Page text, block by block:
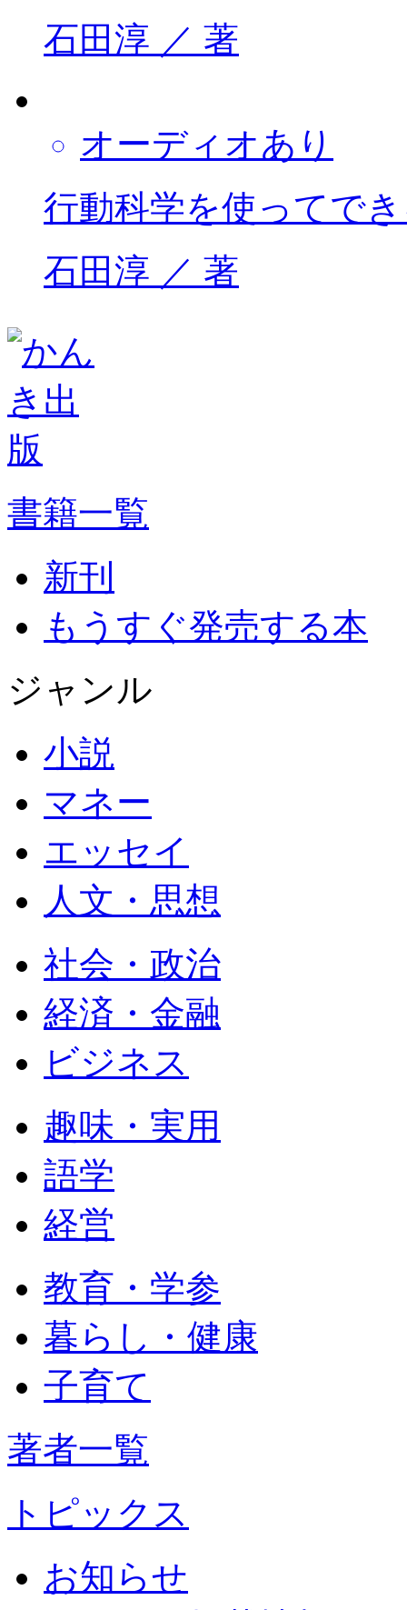
石田淳 ／ 著
オーディオあり
行動科学を使ってで
石田淳 ／ 著
書籍一覧
新刊
もうすぐ発売する本
ジャンル
小説
マネー
エッセイ
人文・思想
社会・政治
経済・金融
ビジネス
趣味・実用
語学
経営
教育・学参
暮らし・健康
子育て
著者一覧
トピックス
お知らせ